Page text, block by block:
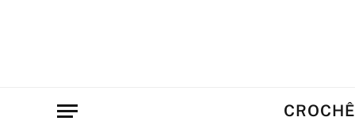
CROCHÊ